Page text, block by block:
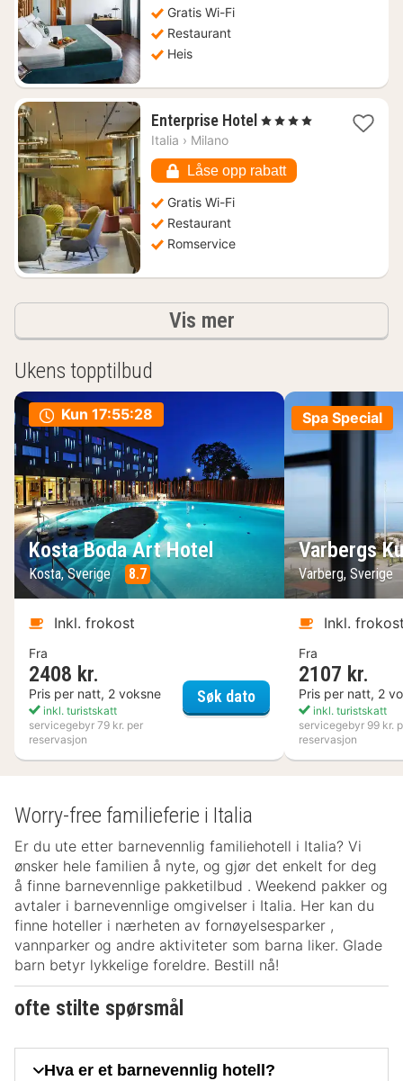
1080
kr.
Gratis Wi-Fi
Restaurant
Heis
Enterprise Hotel 1
1069
kr.
, 4 Stjerner
Italia › Milano
Låse opp rabatt
Gratis Wi-Fi
Restaurant
Romservice
Vis merResultater
Ukens topptilbud
Kun 17:55:27
Kosta Boda Art Hotel
Kosta, Sverige 8.7
Inkl. frokost
Fra
2408 kr.
Pris per natt, 2 voksne
inkl. turistskatt
servicegebyr 79 kr. per
reservasjon
Søk datoKosta Boda Art Hotel
Spa Special
Varbergs
Varberg, Sverige
Inkl.
Fra
2107 kr.
Pris per natt, 2
inkl. turistskatt
servicegebyr 99 kr.
reservasjon
Worry-free familieferie i Italia
Er du ute etter barnevennlig familiehotell i Italia? Vi
ønsker hele familien å nyte, og gjør det enkelt for deg
å finne barnevennlige pakketilbud . Weekend pakker og
avtaler i barnevennlige omgivelser i Italia. Her kan du
finne hoteller i nærheten av fornøyelsesparker ,
vannparker og andre aktiviteter som barna liker. Glade
barn betyr lykkelige foreldre. Bestill nå!
ofte stilte spørsmål
Hva er et barnevennlig hotell?